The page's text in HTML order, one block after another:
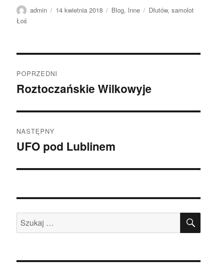
Autor
admin
Data
14 kwietnia 2018 Kategorie
Blog, Inne Tagi
Dłutów,samolot
Łoś
wpisu
POPRZEDNI
Poprzedni
Roztoczańskie Wilkowyje
NASTĘPNY
Następny
UFO pod Lublinem
Szukaj: